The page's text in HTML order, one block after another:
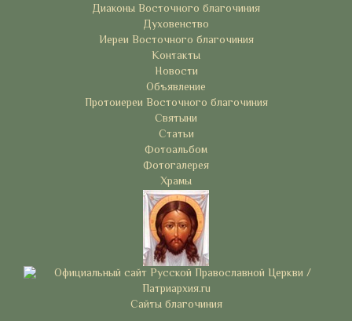
Диаконы Восточного благочиния
Духовенство
Иереи Восточного благочиния
Контакты
Новости
Объявление
Протоиереи Восточного благочиния
Святыни
Статьи
Фотоальбом
Фотогалерея
Храмы
Сайты благочиния